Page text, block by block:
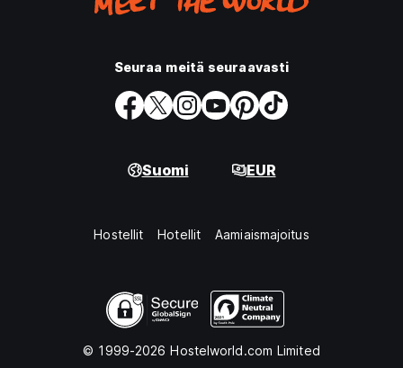
Seuraa meitä seuraavasti
Suomi EUR
Hostellit Hotellit Aamiaismajoitus
© 1999-2026 Hostelworld.com Limited